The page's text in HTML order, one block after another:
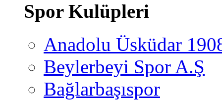
Spor Kulüpleri
Anadolu Üsküdar
Beylerbeyi Spor A.Ş
Bağlarbaşıspor